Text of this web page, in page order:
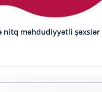
nitq məhdudiyyətli